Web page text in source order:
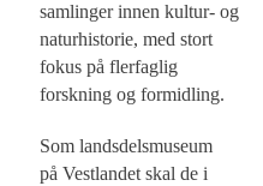
samlinger innen kultur- og
naturhistorie, med stort
fokus på flerfaglig
forskning og formidling.
Som landsdelsmuseum
på Vestlandet skal de i